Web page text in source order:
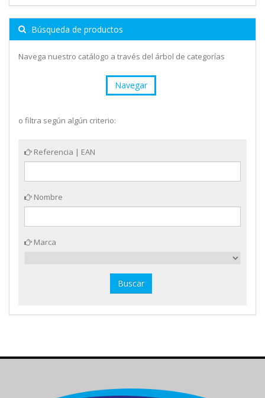
Búsqueda de productos
Navega nuestro catálogo a través del árbol de categorías
Navegar
o filtra según algún criterio:
Referencia | EAN
Nombre
Marca